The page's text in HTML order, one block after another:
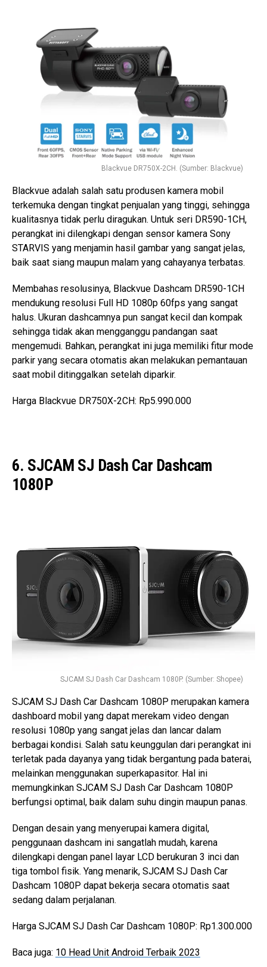
Blackvue DR750X-2CH. (Sumber: Blackvue)
Blackvue adalah salah satu produsen kamera mobil
terkemuka dengan tingkat penjualan yang tinggi, sehingga
kualitasnya tidak perlu diragukan. Untuk seri DR590-1CH,
perangkat ini dilengkapi dengan sensor kamera Sony
STARVIS yang menjamin hasil gambar yang sangat jelas,
baik saat siang maupun malam yang cahayanya terbatas.
Membahas resolusinya, Blackvue Dashcam DR590-1CH
mendukung resolusi Full HD 1080p 60fps yang sangat
halus. Ukuran dashcamnya pun sangat kecil dan kompak
sehingga tidak akan mengganggu pandangan saat
mengemudi. Bahkan, perangkat ini juga memiliki fitur mode
parkir yang secara otomatis akan melakukan pemantauan
saat mobil ditinggalkan setelah diparkir.
Harga Blackvue DR750X-2CH: Rp5.990.000
6. SJCAM SJ Dash Car Dashcam
1080P
SJCAM SJ Dash Car Dashcam 1080P. (Sumber: Shopee)
SJCAM SJ Dash Car Dashcam 1080P merupakan kamera
dashboard mobil yang dapat merekam video dengan
resolusi 1080p yang sangat jelas dan lancar dalam
berbagai kondisi. Salah satu keunggulan dari perangkat ini
terletak pada dayanya yang tidak bergantung pada baterai,
melainkan menggunakan superkapasitor. Hal ini
memungkinkan SJCAM SJ Dash Car Dashcam 1080P
berfungsi optimal, baik dalam suhu dingin maupun panas.
Dengan desain yang menyerupai kamera digital,
penggunaan dashcam ini sangatlah mudah, karena
dilengkapi dengan panel layar LCD berukuran 3 inci dan
tiga tombol fisik. Yang menarik, SJCAM SJ Dash Car
Dashcam 1080P dapat bekerja secara otomatis saat
sedang dalam perjalanan.
Harga SJCAM SJ Dash Car Dashcam 1080P: Rp1.300.000
Baca juga: 10 Head Unit Android Terbaik 2023